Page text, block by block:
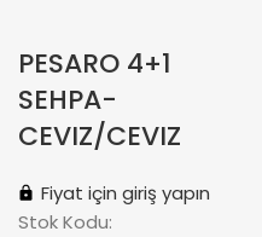
PESARO 4+1
SEHPA-
CEVIZ/CEVIZ
Fiyat için giriş yapın
Stok Kodu: